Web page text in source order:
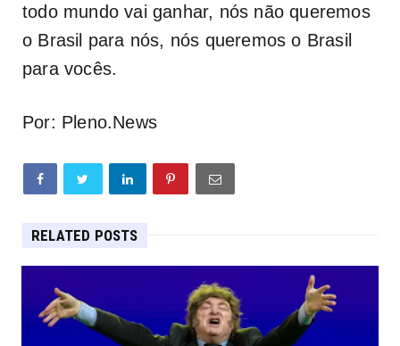
todo mundo vai ganhar, nós não queremos
o Brasil para nós, nós queremos o Brasil
para vocês.
Por: Pleno.News
RELATED POSTS